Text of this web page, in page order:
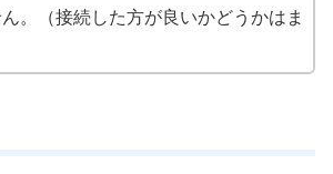
。（接続した方が良いかどうかはま